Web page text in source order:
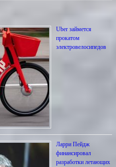
Uber займется
прокатом
электровелосипедов
Ларри Пейдж
финансировал
разработки летающих